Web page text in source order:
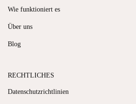
Wie funktioniert es
Über uns
Blog
RECHTLICHES
Datenschutzrichtlinien